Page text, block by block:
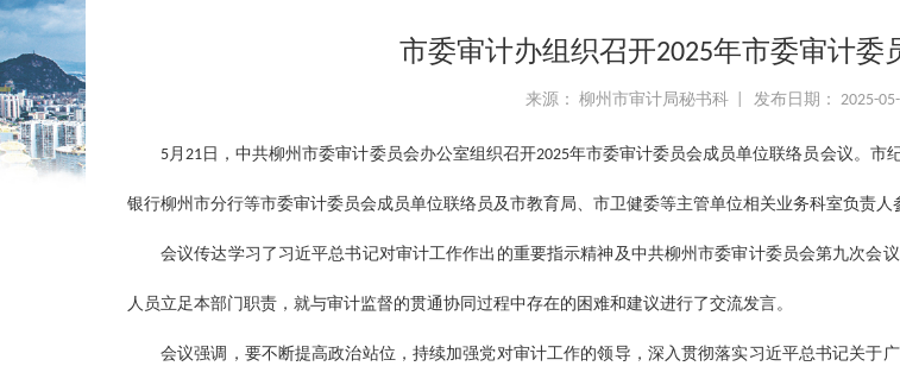
市委审计办组织召开2025年市委审计委
来源： 柳州市审计局秘书科 | 发布日期： 2025-
5月21日，中共柳州市委审计委员会办公室组织召开2025年市委审计委员会成员单位联络员会议。
银行柳州市分行等市委审计委员会成员单位联络员及市教育局、市卫健委等主管单位相关业务科室负责人
会议传达学习了习近平总书记对审计工作作出的重要指示精神及中共柳州市委审计委员会第九次会
人员立足本部门职责，就与审计监督的贯通协同过程中存在的困难和建议进行了交流发言。
会议强调，要不断提高政治站位，持续加强党对审计工作的领导，深入贯彻落实习近平总书记关于